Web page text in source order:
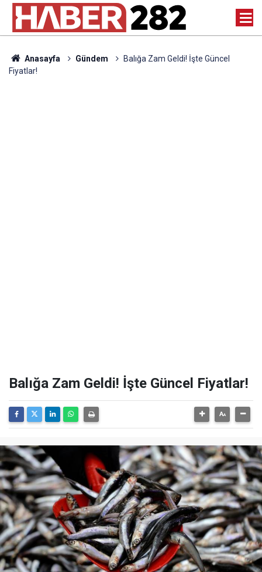
Anasayfa Gündem
Balığa Zam Geldi! İşte Güncel
Fiyatlar!
Balığa Zam Geldi! İşte Güncel Fiyatlar!